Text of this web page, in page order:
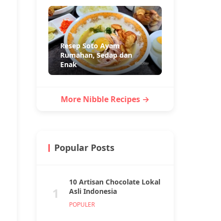
Resep Soto Ayam
Rumahan, Sedap dan
Enak
More Nibble Recipes →
Popular Posts
1
10 Artisan Chocolate Lokal
Asli Indonesia
POPULER